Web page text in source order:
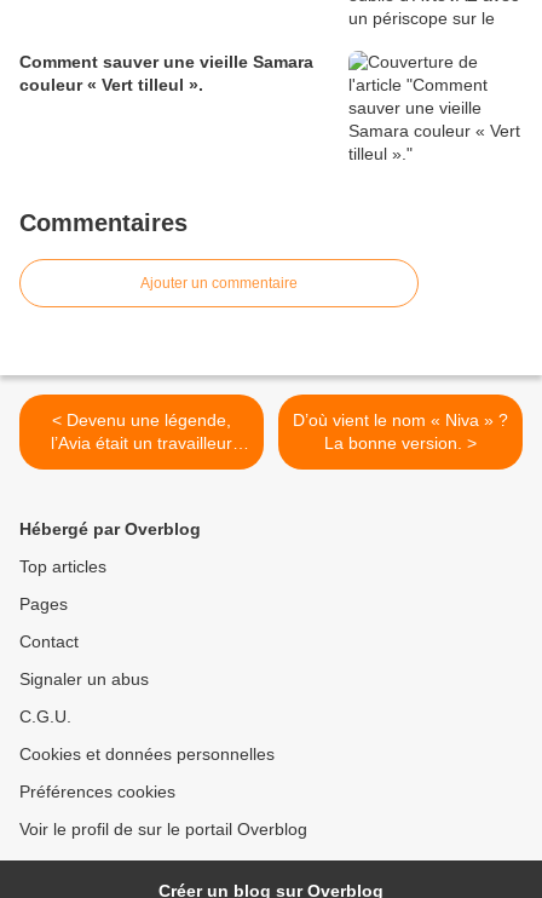
Comment sauver une vieille Samara
couleur « Vert tilleul ».
Commentaires
Ajouter un commentaire
< Devenu une légende,
l’Avia était un travailleur
acharné en bleu de travail.
D’où vient le nom « Niva » ?
La bonne version. >
Hébergé par Overblog
Top articles
Pages
Contact
Signaler un abus
C.G.U.
Cookies et données personnelles
Préférences cookies
Voir le profil de sur le portail Overblog
Créer un blog sur Overblog